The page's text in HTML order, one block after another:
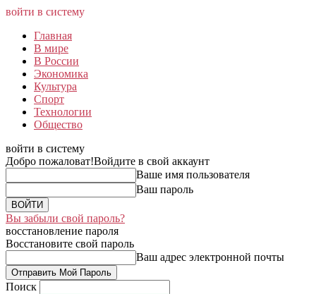
войти в систему
Главная
В мире
В России
Экономика
Культура
Спорт
Технологии
Общество
войти в систему
Добро пожаловат!Войдите в свой аккаунт
Ваше имя пользователя
Ваш пароль
Вы забыли свой пароль?
восстановление пароля
Восстановите свой пароль
Ваш адрес электронной почты
Поиск